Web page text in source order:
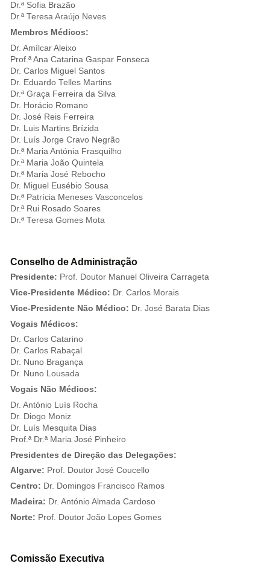
Dr.ª Sofia Brazão
Dr.ª Teresa Araújo Neves
Membros Médicos:
Dr. Amílcar Aleixo
Prof.ª Ana Catarina Gaspar Fonseca
Dr. Carlos Miguel Santos
Dr. Eduardo Telles Martins
Dr.ª Graça Ferreira da Silva
Dr. Horácio Romano
Dr. José Reis Ferreira
Dr. Luis Martins Brízida
Dr. Luís Jorge Cravo Negrão
Dr.ª Maria Antónia Frasquilho
Dr.ª Maria João Quintela
Dr.ª Maria José Rebocho
Dr. Miguel Eusébio Sousa
Dr.ª Patrícia Meneses Vasconcelos
Dr.ª Rui Rosado Soares
Dr.ª Teresa Gomes Mota
Conselho de Administração
Presidente: Prof. Doutor Manuel Oliveira Carrageta
Vice-Presidente Médico: Dr. Carlos Morais
Vice-Presidente Não Médico: Dr. José Barata Dias
Vogais Médicos:
Dr. Carlos Catarino
Dr. Carlos Rabaçal
Dr. Nuno Bragança
Dr. Nuno Lousada
Vogais Não Médicos:
Dr. António Luís Rocha
Dr. Diogo Moniz
Dr. Luís Mesquita Dias
Prof.ª Dr.ª Maria José Pinheiro
Presidentes de Direção das Delegações:
Algarve: Prof. Doutor José Coucello
Centro: Dr. Domingos Francisco Ramos
Madeira: Dr. António Almada Cardoso
Norte: Prof. Doutor João Lopes Gomes
Comissão Executiva